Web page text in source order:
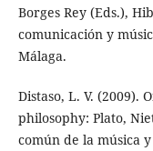
Borges Rey (Eds.),
comunicación y
Málaga.
Distaso, L. V. (2009).
philosophy: Plato,
común de la música